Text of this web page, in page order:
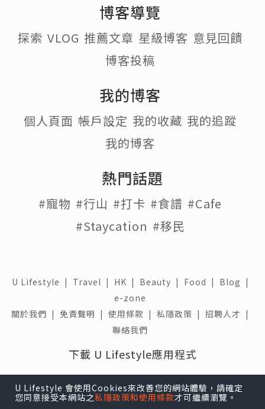
博客導覽
探索 VLOG 推薦文章 星級博客 意見回饋
博客投稿
我的博客
個人頁面 帳戶設定 我的收藏 我的追蹤
我的博客
熱門話題
#寵物 #行山 #打卡 #食譜 #Cafe
#Staycation #移民
U Lifestyle | Travel | HK | Beauty | Food | Blog |
e-zone
關於我們 | 免責聲明 | 使用條款 | 私隱政策 | 招聘人才 |
聯絡我們
下載 U Lifestyle應用程式
U Lifestyle 會使用Cookies來改善您的網站體驗，請確定
您同意接受本網站之私隱政策和使用條款才可繼續瀏覽。